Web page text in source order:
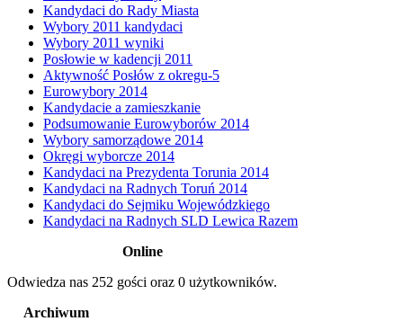
Kandydaci do Rady Miasta
Wybory 2011 kandydaci
Wybory 2011 wyniki
Posłowie w kadencji 2011
Aktywność Posłów z okregu-5
Eurowybory 2014
Kandydacie a zamieszkanie
Podsumowanie Eurowyborów 2014
Wybory samorządowe 2014
Okręgi wyborcze 2014
Kandydaci na Prezydenta Torunia 2014
Kandydaci na Radnych Toruń 2014
Kandydaci do Sejmiku Wojewódzkiego
Kandydaci na Radnych SLD Lewica Razem
Online
Odwiedza nas 252 gości oraz 0 użytkowników.
Archiwum